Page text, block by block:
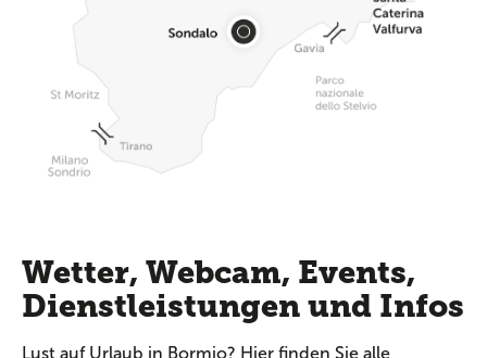
Wetter, Webcam, Events,
Dienstleistungen und Infos
Lust auf Urlaub in Bormio? Hier finden Sie alle